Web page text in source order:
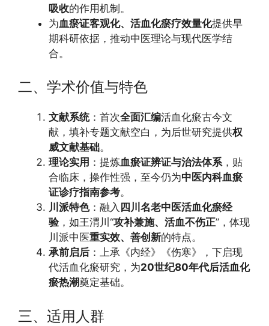
吸收的作用机制。
为血瘀证客观化、活血化瘀疗效量化提供早
期科研依据，推动中医理论与现代医学结
合。
二、学术价值与特色
文献系统：首次全面汇编活血化瘀古今文
献，填补专题文献空白，为后世研究提供权
威文献基础。
理论实用 ：提炼血瘀证辨证与治法体系，贴
合临床，操作性强，至今仍为中医内科血瘀
证诊疗指南参考。
川派特色：融入 四川名老中医活血化瘀经
验，如王渭川“攻补兼施、活血不伤正”，体现
川派中医重实效、善创新的特点。
承前启后 ：上承《内经》《伤寒》，下启现
代活血化瘀研究，为20世纪80年代后活血化
瘀热潮奠定基础。
三、适用人群